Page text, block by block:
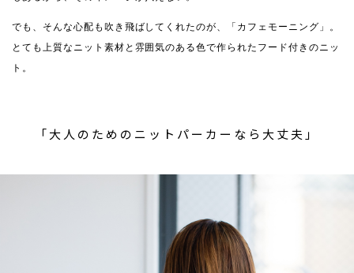
でも、そんな心配も吹き飛ばしてくれたのが、「カフェモーニング」。
とても上質なニット素材と雰囲気のある色で作られたフード付きのニッ
ト。
「大人のためのニットパーカーなら大丈夫」